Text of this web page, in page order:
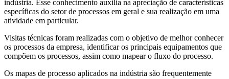
indústria. Esse conhecimento auxilia na apreciação de características
específicas do setor de processos em geral e sua realização em uma
atividade em particular.
Visitas técnicas foram realizadas com o objetivo de melhor conhecer
os processos da empresa, identificar os principais equipamentos que
compõem os processos, assim como mapear o fluxo do processo.
Os mapas de processo aplicados na indústria são frequentemente